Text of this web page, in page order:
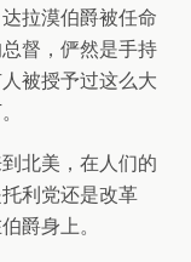
拉漠伯爵被任命
督，俨然是手持
被授予过这么大
北美，在人们的
利党还是改革
爵身上。